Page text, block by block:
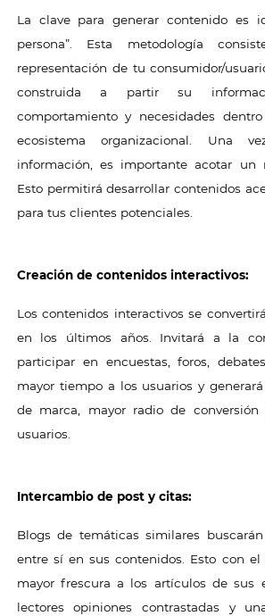
La clave para generar contenido es
persona”. Esta metodología
representación de tu consumidor/
construida a partir su
comportamiento y necesidades
ecosistema organizacional. Una
información, es importante acotar un
Esto permitirá desarrollar contenidos
para tus clientes potenciales.
Creación de contenidos interactivos:
Los contenidos interactivos se
en los últimos años. Invitará a la
participar en encuestas, foros,
mayor tiempo a los usuarios y
de marca, mayor radio de
usuarios.
Intercambio de post y citas:
Blogs de temáticas similares
entre sí en sus contenidos. Esto con
mayor frescura a los artículos de sus
lectores opiniones contrastadas y